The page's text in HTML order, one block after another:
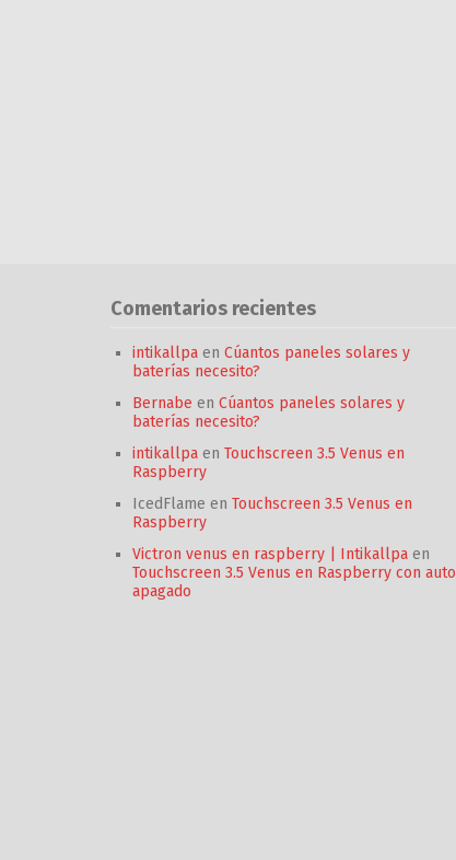
Comentarios recientes
intikallpa en Cúantos paneles solares y
baterías necesito?
Bernabe en Cúantos paneles solares y
baterías necesito?
intikallpa en Touchscreen 3.5 Venus en
Raspberry
IcedFlame en Touchscreen 3.5 Venus en
Raspberry
Victron venus en raspberry | Intikallpa en
Touchscreen 3.5 Venus en Raspberry con auto
apagado